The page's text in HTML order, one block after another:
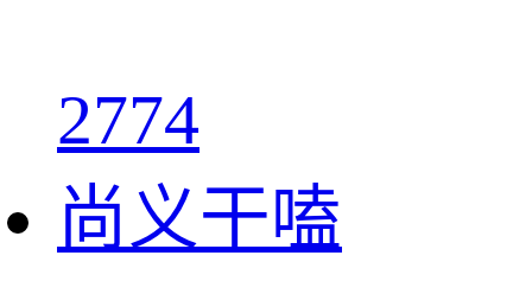
2774
尚义干嗑